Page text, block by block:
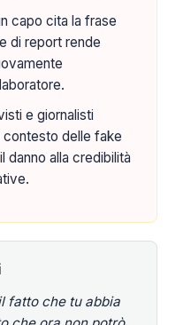
capo cita la frase
di report rende
e giornalisti
contesto delle fake
danno alla credibilità
fatto che tu abbia